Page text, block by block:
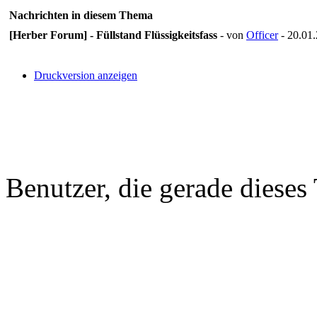
Nachrichten in diesem Thema
[Herber Forum] - Füllstand Flüssigkeitsfass - von Officer-
Druckversion anzeigen
Benutzer, die gerade